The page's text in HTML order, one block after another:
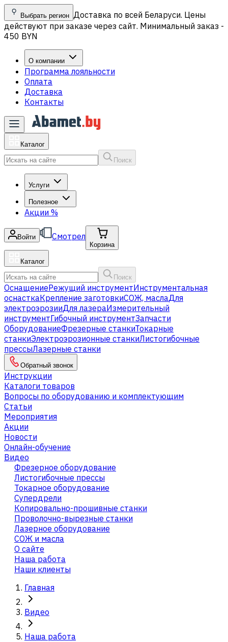
Выбрать регион Доставка по всей Беларуси. Цены
действуют при заказе через сайт. Минимальный заказ -
450 BYN
О компании
Программа лояльности
Оплата
Доставка
Контакты
Каталог
Поиск
Услуги
Полезное
Акции %
Войти Смотрел
Корзина
Каталог
Поиск
ОснащениеРежущий инструментИнструментальная
оснасткаКрепление заготовкиСОЖ, маслаДля
электроэрозииДля лазераИзмерительный
инструментГибочный инструментЗапчасти
ОборудованиеФрезерные станкиТокарные
станкиЭлектроэрозионные станкиЛистогибочные
прессыЛазерные станки
Обратный звонок
Инструкции
Каталоги товаров
Вопросы по оборудованию и комплектующим
Статьи
Мероприятия
Акции
Новости
Онлайн-обучение
Видео
Фрезерное оборудование
Листогибочные прессы
Токарное оборудование
Cупердрели
Копировально-прошивные станки
Проволочно-вырезные станки
Лазерное оборудование
СОЖ и масла
О сайте
Наша работа
Наши клиенты
Главная
Видео
Наша работа